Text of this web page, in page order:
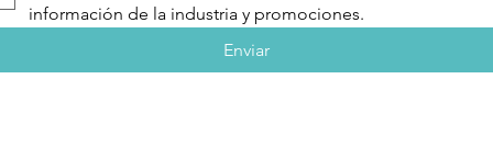
información de la industria y promociones.
Enviar